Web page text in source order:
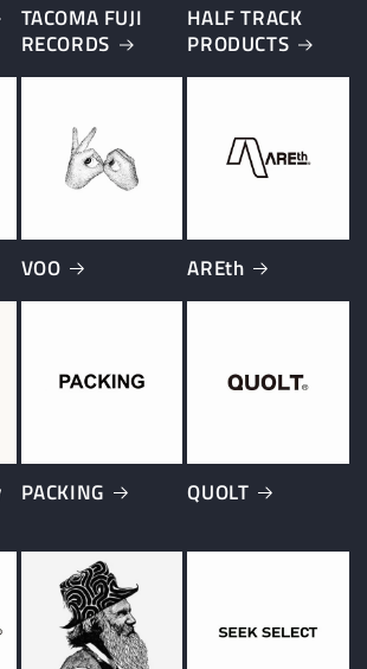
TACOMA FUJI
RECORDS
HALF TRACK
PRODUCTS
VOO AREth
PACKING QUOLT